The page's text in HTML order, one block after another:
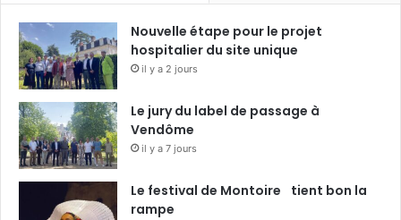
Nouvelle étape pour le projet
hospitalier du site unique
il y a 2 jours
Le jury du label de passage à
Vendôme
il y a 7 jours
Le festival de Montoire tient bon la
rampe